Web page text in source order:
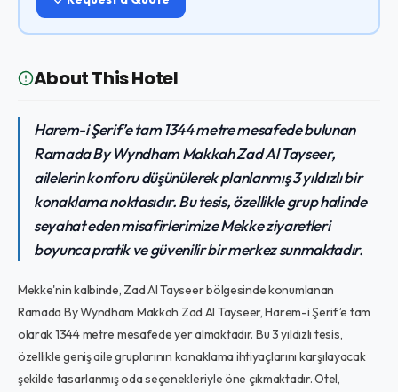
About This Hotel
Harem-i Şerif’e tam 1344 metre mesafede bulunan
Ramada By Wyndham Makkah Zad Al Tayseer,
ailelerin konforu düşünülerek planlanmış 3 yıldızlı bir
konaklama noktasıdır. Bu tesis, özellikle grup halinde
seyahat eden misafirlerimize Mekke ziyaretleri
boyunca pratik ve güvenilir bir merkez sunmaktadır.
Mekke'nin kalbinde, Zad Al Tayseer bölgesinde konumlanan
Ramada By Wyndham Makkah Zad Al Tayseer, Harem-i Şerif’e tam
olarak 1344 metre mesafede yer almaktadır. Bu 3 yıldızlı tesis,
özellikle geniş aile gruplarının konaklama ihtiyaçlarını karşılayacak
şekilde tasarlanmış oda seçenekleriyle öne çıkmaktadır. Otel,